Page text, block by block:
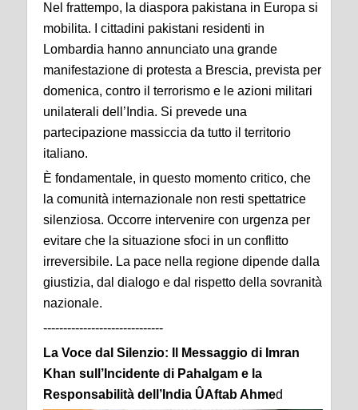
Nel frattempo, la diaspora pakistana in Europa si
mobilita. I cittadini pakistani residenti in
Lombardia hanno annunciato una grande
manifestazione di protesta a Brescia, prevista per
domenica, contro il terrorismo e le azioni militari
unilaterali dell’India. Si prevede una
partecipazione massiccia da tutto il territorio
italiano.
È fondamentale, in questo momento critico, che
la comunità internazionale non resti spettatrice
silenziosa. Occorre intervenire con urgenza per
evitare che la situazione sfoci in un conflitto
irreversibile. La pace nella regione dipende dalla
giustizia, dal dialogo e dal rispetto della sovranità
nazionale.
------------------------------
La Voce dal Silenzio: Il Messaggio di Imran
Khan sull’Incidente di Pahalgam e la
Responsabilità dell’India ÛAftab Ahmed